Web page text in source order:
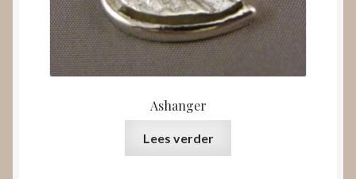
Ashanger
Lees verder